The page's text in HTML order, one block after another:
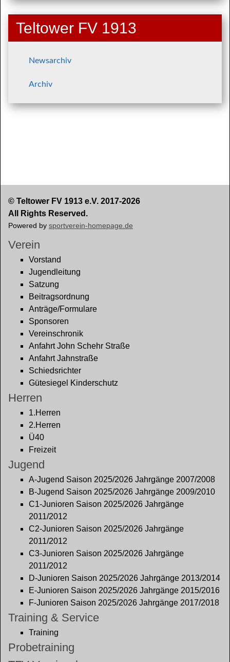
Teltower FV 1913
Newsarchiv
Archiv
© Teltower FV 1913 e.V. 2017-2026
All Rights Reserved.
Powered by sportverein-homepage.de
Verein
Vorstand
Jugendleitung
Satzung
Beitragsordnung
Anträge/Formulare
Sponsoren
Vereinschronik
Anfahrt John Schehr Straße
Anfahrt Jahnstraße
Schiedsrichter
Gütesiegel Kinderschutz
Herren
1.Herren
2.Herren
Ü40
Freizeit
Jugend
A-Jugend Saison 2025/2026 Jahrgänge 2007/2008
B-Jugend Saison 2025/2026 Jahrgänge 2009/2010
C1-Junioren Saison 2025/2026 Jahrgänge
2011/2012
C2-Junioren Saison 2025/2026 Jahrgänge
2011/2012
C3-Junioren Saison 2025/2026 Jahrgänge
2011/2012
D-Junioren Saison 2025/2026 Jahrgänge 2013/2014
E-Junioren Saison 2025/2026 Jahrgänge 2015/2016
F-Junioren Saison 2025/2026 Jahrgänge 2017/2018
Training & Service
Training
Probetraining